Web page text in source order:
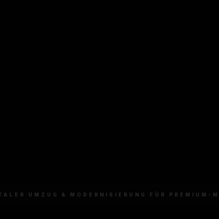
UMZUG & MODERNISIERUNG FÜR PREMIUM-